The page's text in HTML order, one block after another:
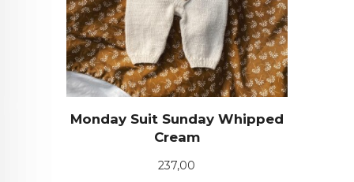
Monday Suit Sunday Whipped
Cream
Pris
237,00